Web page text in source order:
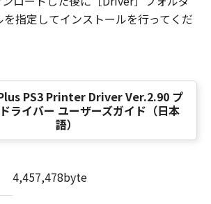
ついて知らされていた場合でも
キヤノンのライセンサー、キヤノ
たは「本ソフトウェア」の使用に
してお客様と第三者との間に生
争についても、一切責任を負わ
す。
、お客様が、『同意』を示す下
指定してインストールを行ってくだ
PS3 Printer Driver Ver.2.90 プ
ライバー ユーザーズガイド（日本
語）
4,457,478byte